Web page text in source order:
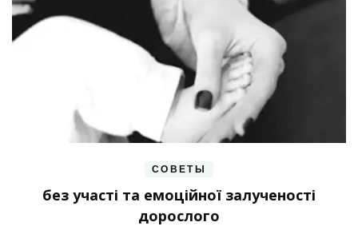
СОВЕТЫ
без участі та емоційної залученості
дорослого